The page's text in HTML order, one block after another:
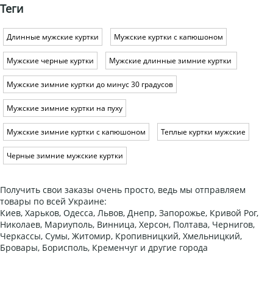
Теги
Длинные мужские куртки Мужские куртки с капюшоном
Мужские черные куртки Мужские длинные зимние куртки
Мужские зимние куртки до минус 30 градусов
Мужские зимние куртки на пуху
Мужские зимние куртки с капюшоном Теплые куртки мужские
Черные зимние мужские куртки
Получить свои заказы очень просто, ведь мы отправляем
товары по всей Украине:
Киев, Харьков, Одесса, Львов, Днепр, Запорожье, Кривой Рог,
Николаев, Мариуполь, Винница, Херсон, Полтава, Чернигов,
Черкассы, Сумы, Житомир, Кропивницкий, Хмельницкий,
Бровары, Борисполь, Кременчуг и другие города